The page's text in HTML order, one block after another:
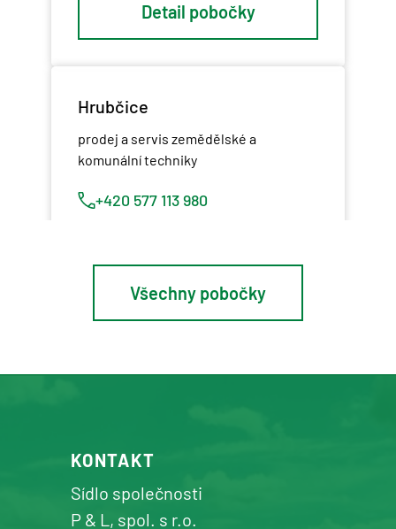
Detail pobočky
Hrubčice
prodej a servis zemědělské a
komunální techniky
+420 577 113 980
prodej a servis zemědělské a
Detail pobočky
Všechny pobočky
KONTAKT
Sídlo společnosti
P & L, spol. s r.o.